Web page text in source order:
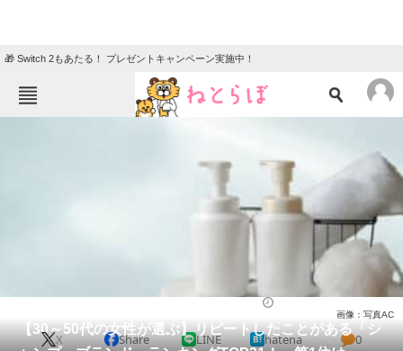
🎁 Switch 2もあたる！ プレゼントキャンペーン実施中！
クイズ
リサーチ
会員記事
【30～50代の女性が選ぶ】リピートしたことがある「シ
画像：写真AC
X Share LINE hatena 0